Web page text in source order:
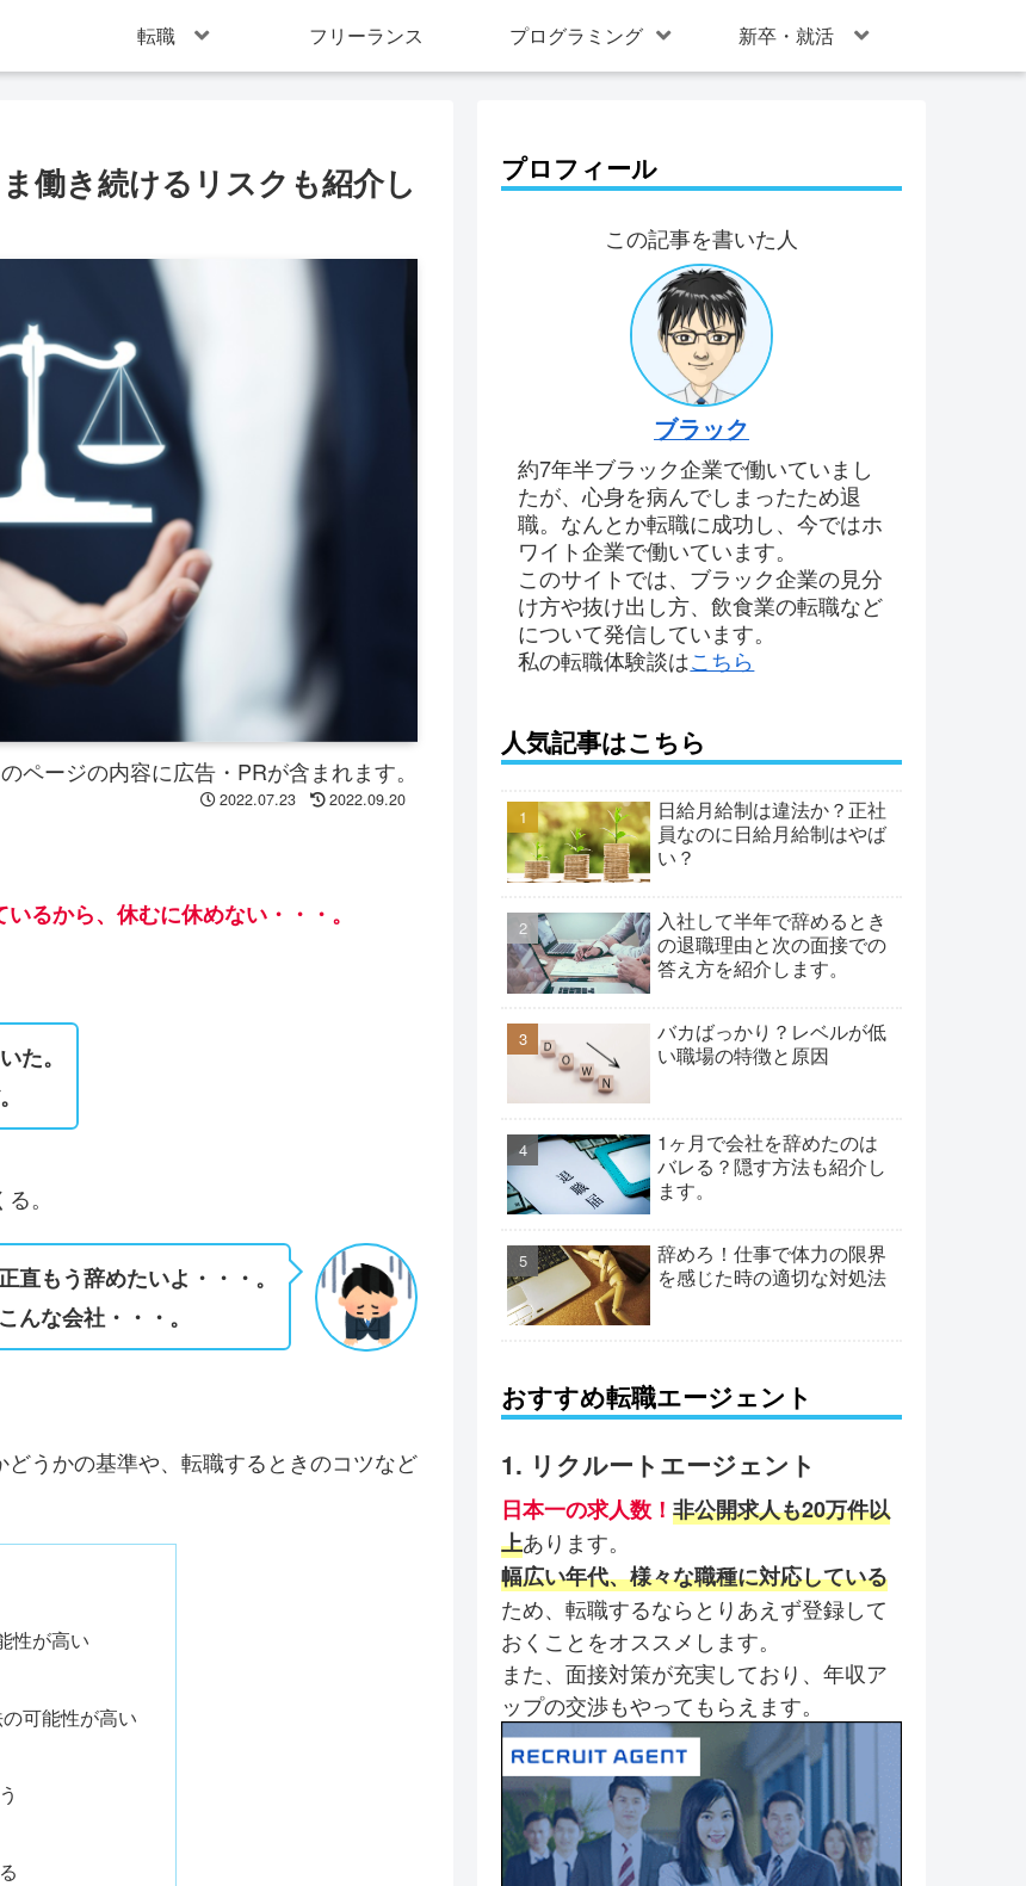
転職 フリーランス プログラミング 新卒・就活
働き続けるリスクも紹介し
ページの内容に広告・PRが含まれます。
2022.07.23 2022.09.20
るから、休むに休めない・・・。
た。
。
直もう辞めたいよ・・・。
こんな会社・・・。
うかの基準や、転職するときのコツなど
性が高い
可能性が高い
プロフィール
この記事を書いた人
ブラック
約7年半ブラック企業で働いていまし
たが、心身を病んでしまったため退
職。なんとか転職に成功し、今ではホ
ワイト企業で働いています。
このサイトでは、ブラック企業の見分
け方や抜け出し方、飲食業の転職など
について発信しています。
私の転職体験談はこちら
人気記事はこちら
日給月給制は違法か？正社
員なのに日給月給制はやば
い？
入社して半年で辞めるとき
の退職理由と次の面接での
答え方を紹介します。
バカばっかり？レベルが低
い職場の特徴と原因
1ヶ月で会社を辞めたのは
バレる？隠す方法も紹介し
ます。
辞めろ！仕事で体力の限界
を感じた時の適切な対処法
おすすめ転職エージェント
1. リクルートエージェント
日本一の求人数！ 非公開求人も20万件以
上あります。
幅広い年代、様々な職種に対応している
ため、転職するならとりあえず登録して
おくことをオススメします。
また、面接対策が充実しており、年収ア
ップの交渉もやってもらえます。